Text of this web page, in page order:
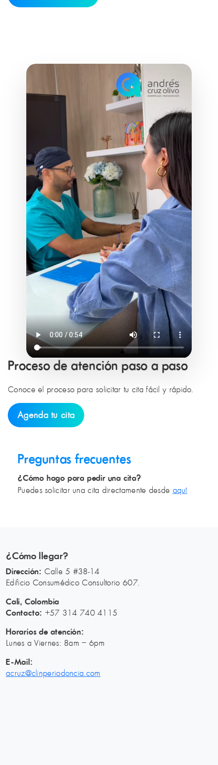
Proceso de atención paso a paso
Conoce el proceso para solicitar tu cita fácil y rápido.
Agenda tu cita
Preguntas frecuentes
¿Cómo hago para pedir una cita?
Puedes solicitar una cita directamente desde aquí
¿Cómo llegar?
Dirección: Calle 5 #38-14
Edificio Consumédico Consultorio 607.
Cali, Colombia
Contacto: +57 314 740 4115
Horarios de atención:
Lunes a Viernes: 8am – 6pm
E-Mail:
acruz@clinperiodoncia.com